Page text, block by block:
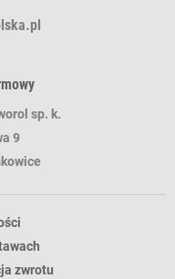
sp. k.
9
zwrotu